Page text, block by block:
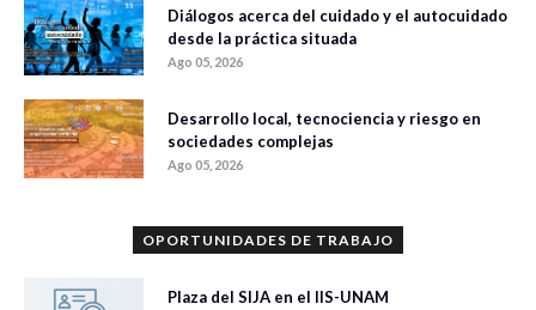
Diálogos acerca del cuidado y el autocuidado
desde la práctica situada
Ago 05, 2026
Desarrollo local, tecnociencia y riesgo en
sociedades complejas
Ago 05, 2026
OPORTUNIDADES DE TRABAJO
Plaza del SIJA en el IIS-UNAM